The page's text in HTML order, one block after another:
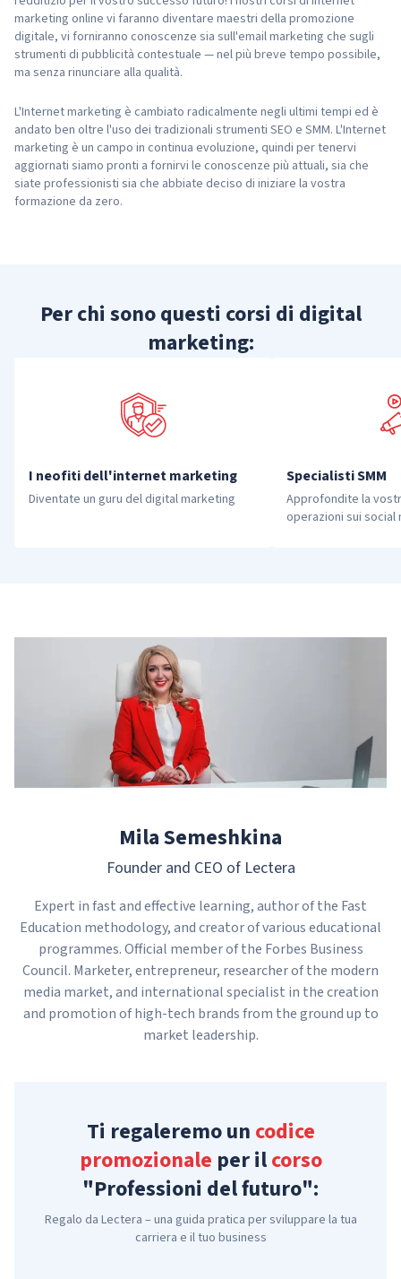
marketing online vi faranno diventare maestri della promozione
digitale, vi forniranno conoscenze sia sull'email marketing che sugli
strumenti di pubblicità contestuale — nel più breve tempo possibile,
ma senza rinunciare alla qualità.
L'Internet marketing è cambiato radicalmente negli ultimi tempi ed è
andato ben oltre l'uso dei tradizionali strumenti SEO e SMM. L'Internet
marketing è un campo in continua evoluzione, quindi per tenervi
aggiornati siamo pronti a fornirvi le conoscenze più attuali, sia che
siate professionisti sia che abbiate deciso di iniziare la vostra
formazione da zero.
Per chi sono questi corsi di digital
marketing:
I neofiti dell'internet marketing
Diventate un guru del digital marketing
Specialisti SMM
Approfondite la
operazioni sui social
Mila Semeshkina
Founder and CEO of Lectera
Expert in fast and effective learning, author of the Fast
Education methodology, and creator of various educational
programmes. Official member of the Forbes Business
Council. Marketer, entrepreneur, researcher of the modern
media market, and international specialist in the creation
and promotion of high-tech brands from the ground up to
market leadership.
Ti regaleremo un codice
promozionale per ilcorso
"Professioni del futuro":
Regalo da Lectera – una guida pratica per sviluppare la tua
carriera e il tuo business